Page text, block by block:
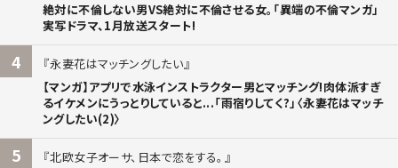
絶対に不倫しない男VS絶対に不倫させる女。「異端の不倫マンガ」
実写ドラマ、1月放送スタート!
4
永妻花はマッチングしたい
【マンガ】アプリで水泳インストラクター男とマッチング!肉体派すぎ
るイケメンにうっとりしていると...「雨宿りしてく?」〈永妻花はマッチ
ングしたい(2)〉
5
北欧女子オーサ、日本で恋をする。